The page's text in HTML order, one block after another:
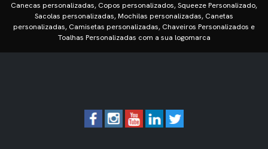
Canecas personalizadas, Copos personalizados, Squeeze Personalizado,
Sacolas personalizadas, Mochilas personalizadas, Canetas
personalizadas, Camisetas personalizadas, Chaveiros Personalizados e
Toalhas Personalizadas com a sua logomarca